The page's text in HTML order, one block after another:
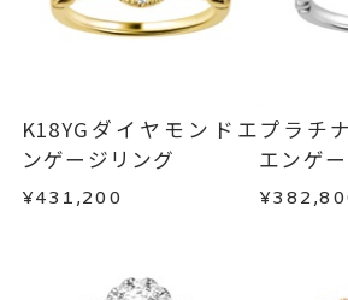
リング幅 最大：
カテゴリー
婚約指輪(エンゲ
刻印
刻印サービス対
インサイドスト
返品・交換以下の場合、商品の
・受注生産の商品
・お客さまのお手元で傷や汚れ
・到着後ご連絡無く7日以上経過
・刻印をお入れした商品
・過度な交換・返品を繰り返し
K18YGダイヤモンドエ
ンゲージリング
¥431,200
プラチ
エンゲ